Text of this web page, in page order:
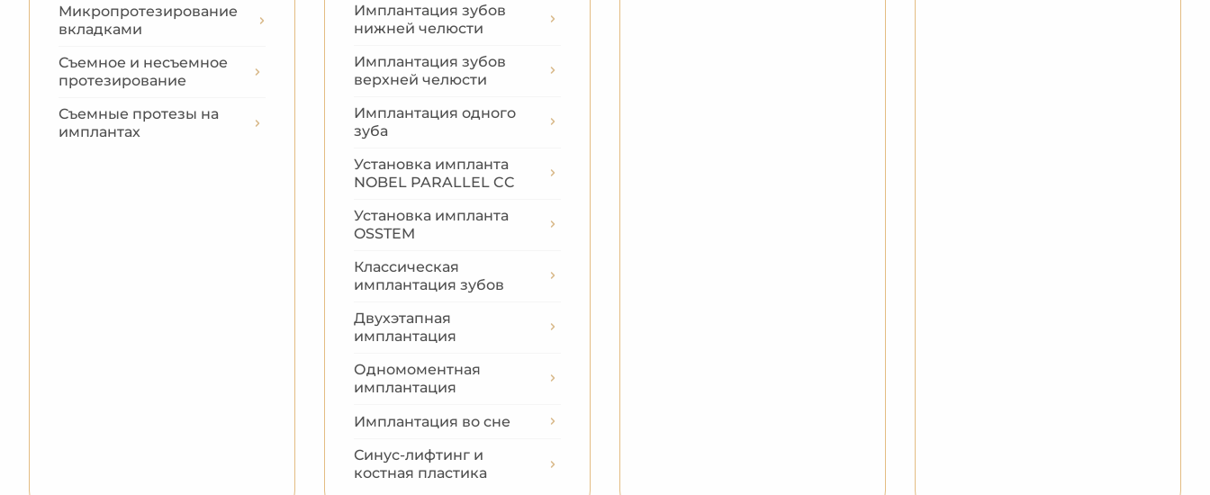
Микропротезирование
вкладками
Съемное и несъемное
протезирование
Съемные протезы на
имплантах
Имплантация зубов
нижней челюсти
Имплантация зубов
верхней челюсти
Имплантация одного
зуба
Установка импланта
NOBEL PARALLEL CC
Установка импланта
OSSTEM
Классическая
имплантация зубов
Двухэтапная
имплантация
Одномоментная
имплантация
Имплантация во сне
Синус-лифтинг и
костная пластика